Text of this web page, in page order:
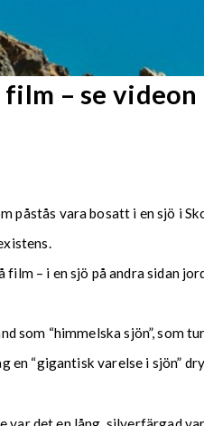
– se videon
påstås vara bosatt i en sjö i
– i en sjö på andra sidan
som “himmelska sjön”, som
en “gigantisk varelse i sjön”